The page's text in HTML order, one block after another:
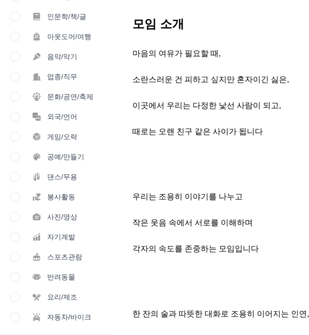
인문학/책/글
아웃도어/여행
음악/악기
업종/직무
문화/공연/축제
외국/언어
게임/오락
공예/만들기
댄스/무용
봉사활동
사진/영상
자기계발
스포츠관람
반려동물
요리/제조
자동차/바이크
모임 소개
마음의 여유가 필요할 때,
소란스러운 건 피하고 싶지만 혼자이긴 싫은,
이곳에서 우리는 다정한 낯선 사람이 되고,
때로는 오랜 친구 같은 사이가 됩니다
우리는 조용히 이야기를 나누고
작은 웃음 속에서 서로를 이해하며
각자의 속도를 존중하는 모임입니다
한 잔의 술과 따뜻한 대화로 조용히 이어지는 인연,